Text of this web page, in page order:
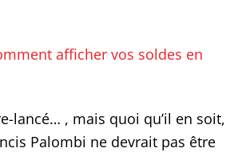
afficher vos soldes en
lancé… , mais quoi qu’il en soit,
Palombi ne devrait pas être